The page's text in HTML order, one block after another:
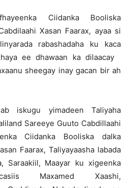
Ciidanka Booliska
Xasan Faarax, ayaa si
rabashadaha ku kaca
ee dhawaan ka dilaacay
sheegay inay gacan bir ah
iskugu yimadeen Taliyaha
Sareeye Guuto Cabdillaahi
Ciidanka Booliska dalka
Faarax, Taliyayaasha labada
Saraakiil, Maayar ku xigeenka
Maxamed Xaashi,